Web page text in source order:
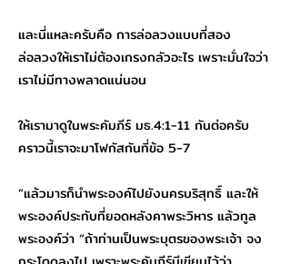
และนี่แหละครับคือ การล่อลวงแบบที่สอง
ล่อลวงให้เราไม่ต้องเกรงกลัวอะไร เพราะมั่นใจว่า
เราไม่มีทางพลาดแน่นอน
ให้เรามาดูในพระคัมภีร์ มธ.4:1-11 กันต่อครับ
คราวนี้เราจะมาโฟกัสกันที่ข้อ 5-7
“แล้วมารก็นำพระองค์ไปยังนครบริสุทธิ์ และให้
พระองค์ประทับที่ยอดหลังคาพระวิหาร แล้วทูล
พระองค์ว่า “ถ้าท่านเป็นพระบุตรของพระเจ้า จง